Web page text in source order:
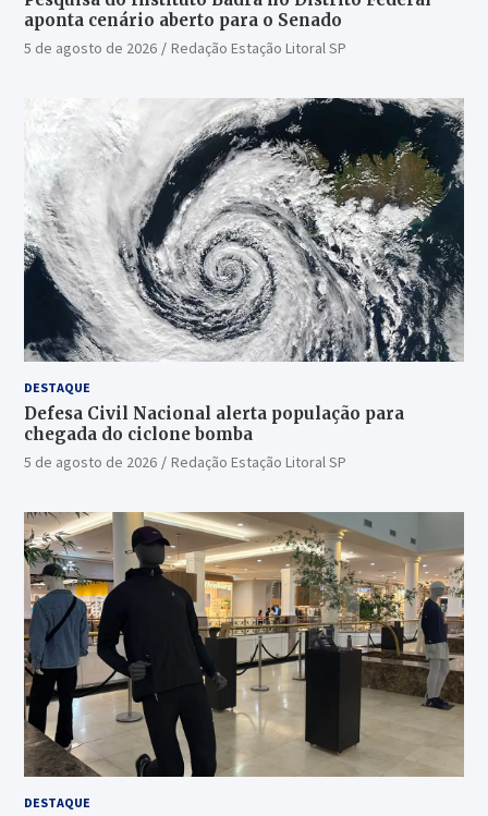
aponta cenário aberto para o Senado
5 de agosto de 2026 Redação Estação Litoral SP
DESTAQUE
Defesa Civil Nacional alerta população para
chegada do ciclone bomba
5 de agosto de 2026 Redação Estação Litoral SP
DESTAQUE